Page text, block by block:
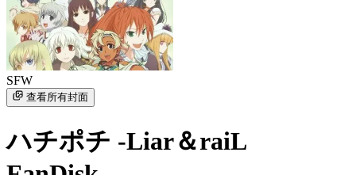
SFW
查看所有封面
ハチポチ -Liar＆raiL